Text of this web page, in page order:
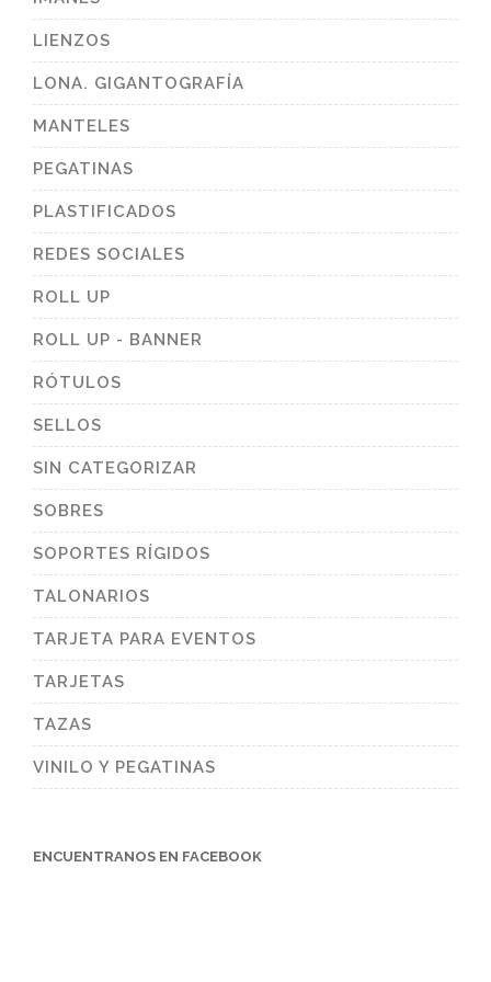
LIENZOS
LONA. GIGANTOGRAFÍA
MANTELES
PEGATINAS
PLASTIFICADOS
REDES SOCIALES
ROLL UP
ROLL UP - BANNER
RÓTULOS
SELLOS
SIN CATEGORIZAR
SOBRES
SOPORTES RÍGIDOS
TALONARIOS
TARJETA PARA EVENTOS
TARJETAS
TAZAS
VINILO Y PEGATINAS
ENCUENTRANOS EN FACEBOOK